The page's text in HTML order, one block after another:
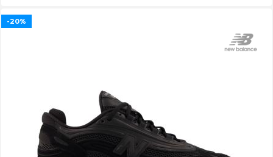
-20%